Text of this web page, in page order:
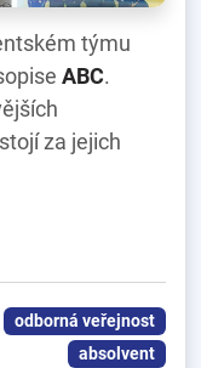
týmu
ABC.
za jejich
odborná veřejnost
absolvent